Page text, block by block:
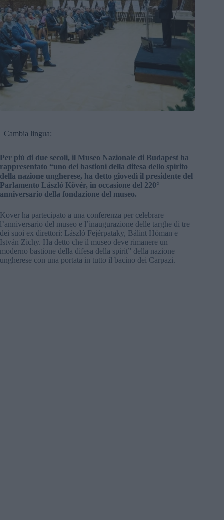
Cambia lingua:
Per più di due secoli, il Museo Nazionale di Budapest ha
rappresentato “uno dei bastioni della difesa dello spirito
della nazione ungherese, ha detto giovedì il presidente del
Parlamento László Kövér, in occasione del 220°
anniversario della fondazione del museo.
Kover ha partecipato a una conferenza per celebrare
l’anniversario del museo e l’inaugurazione delle targhe di tre
dei suoi ex direttori: László Fejérpataky, Bálint Hóman e
István Zichy. Ha detto che il museo deve rimanere un
moderno bastione della difesa della spirit” della nazione
ungherese con una portata in tutto il bacino dei Carpazi.